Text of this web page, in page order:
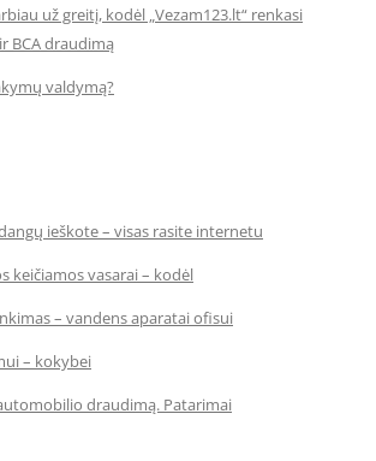
už greitį, kodėl „Vezam123.lt“ renkasi
BCA draudimą
valdymą?
ieškote – visas rasite internetu
keičiamos vasarai – kodėl
– vandens aparatai ofisui
– kokybei
draudimą. Patarimai